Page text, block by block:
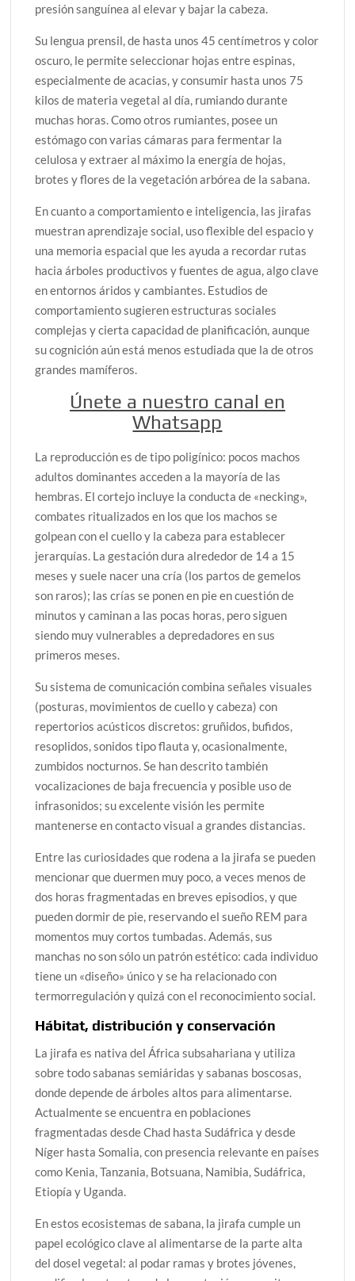
presión sanguínea al elevar y bajar la cabeza.
Su lengua prensil, de hasta unos 45 centímetros y color
oscuro, le permite seleccionar hojas entre espinas,
especialmente de acacias, y consumir hasta unos 75
kilos de materia vegetal al día, rumiando durante
muchas horas. Como otros rumiantes, posee un
estómago con varias cámaras para fermentar la
celulosa y extraer al máximo la energía de hojas,
brotes y flores de la vegetación arbórea de la sabana.
En cuanto a comportamiento e inteligencia, las jirafas
muestran aprendizaje social, uso flexible del espacio y
una memoria espacial que les ayuda a recordar rutas
hacia árboles productivos y fuentes de agua, algo clave
en entornos áridos y cambiantes. Estudios de
comportamiento sugieren estructuras sociales
complejas y cierta capacidad de planificación, aunque
su cognición aún está menos estudiada que la de otros
grandes mamíferos.
Únete a nuestro canal en
Whatsapp
La reproducción es de tipo poligínico: pocos machos
adultos dominantes acceden a la mayoría de las
hembras. El cortejo incluye la conducta de «necking»,
combates ritualizados en los que los machos se
golpean con el cuello y la cabeza para establecer
jerarquías. La gestación dura alrededor de 14 a 15
meses y suele nacer una cría (los partos de gemelos
son raros); las crías se ponen en pie en cuestión de
minutos y caminan a las pocas horas, pero siguen
siendo muy vulnerables a depredadores en sus
primeros meses.
Su sistema de comunicación combina señales visuales
(posturas, movimientos de cuello y cabeza) con
repertorios acústicos discretos: gruñidos, bufidos,
resoplidos, sonidos tipo flauta y, ocasionalmente,
zumbidos nocturnos. Se han descrito también
vocalizaciones de baja frecuencia y posible uso de
infrasonidos; su excelente visión les permite
mantenerse en contacto visual a grandes distancias.
Entre las curiosidades que rodena a la jirafa se pueden
mencionar que duermen muy poco, a veces menos de
dos horas fragmentadas en breves episodios, y que
pueden dormir de pie, reservando el sueño REM para
momentos muy cortos tumbadas. Además, sus
manchas no son sólo un patrón estético: cada individuo
tiene un «diseño» único y se ha relacionado con
termorregulación y quizá con el reconocimiento social.
Hábitat, distribución y conservación
La jirafa es nativa del África subsahariana y utiliza
sobre todo sabanas semiáridas y sabanas boscosas,
donde depende de árboles altos para alimentarse.
Actualmente se encuentra en poblaciones
fragmentadas desde Chad hasta Sudáfrica y desde
Níger hasta Somalia, con presencia relevante en países
como Kenia, Tanzania, Botsuana, Namibia, Sudáfrica,
Etiopía y Uganda.
En estos ecosistemas de sabana, la jirafa cumple un
papel ecológico clave al alimentarse de la parte alta
del dosel vegetal: al podar ramas y brotes jóvenes,